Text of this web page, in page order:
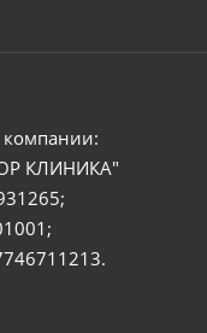
компании:
КЛИНИКА"